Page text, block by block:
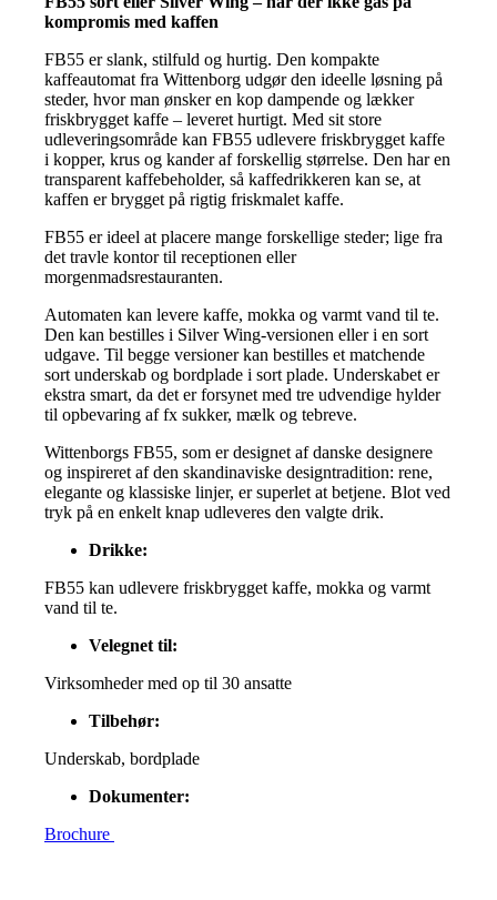
kompromis med kaffen
FB55 er slank, stilfuld og hurtig. Den kompakte
kaffeautomat fra Wittenborg udgør den ideelle løsning på
steder, hvor man ønsker en kop dampende og lækker
friskbrygget kaffe – leveret hurtigt. Med sit store
udleveringsområde kan FB55 udlevere friskbrygget kaffe
i kopper, krus og kander af forskellig størrelse. Den har en
transparent kaffebeholder, så kaffedrikkeren kan se, at
kaffen er brygget på rigtig friskmalet kaffe.
FB55 er ideel at placere mange forskellige steder; lige fra
det travle kontor til receptionen eller
morgenmadsrestauranten.
Automaten kan levere kaffe, mokka og varmt vand til te.
Den kan bestilles i Silver Wing-versionen eller i en sort
udgave. Til begge versioner kan bestilles et matchende
sort underskab og bordplade i sort plade. Underskabet er
ekstra smart, da det er forsynet med tre udvendige hylder
til opbevaring af fx sukker, mælk og tebreve.
Wittenborgs FB55, som er designet af danske designere
og inspireret af den skandinaviske designtradition: rene,
elegante og klassiske linjer, er superlet at betjene. Blot ved
tryk på en enkelt knap udleveres den valgte drik.
Drikke:
FB55 kan udlevere friskbrygget kaffe, mokka og varmt
vand til te.
Velegnet til:
Virksomheder med op til 30 ansatte
Tilbehør:
Underskab, bordplade
Dokumenter:
Brochure